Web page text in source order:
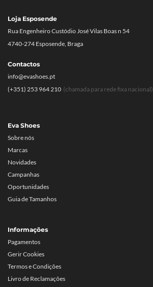
Eva Shoes
Sobre nós
Marcas
Novidades
Campanhas
Oportunidades
Guia de Tamanhos
Informações
Pagamentos
Gerir Cookies
Termos e Condições
Livro de Reclamações
Loja Esposende
Rua Engenheiro Custódio José Vilas Boas n 54
4740-274 Esposende, Braga
Contactos
info@evashoes.pt
(+351) 253 964 210 (chamada para rede fixa nacional)